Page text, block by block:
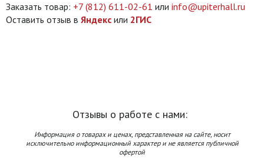
Заказать товар: +7 (812) 611-02-61 или info@upiterhall.ru
Оставить отзыв в Яндекс или 2ГИС
Отзывы о работе с нами:
Информация о товарах и ценах, представленная на сайте, носит
исключительно информационный характер и не является публичной
офертой